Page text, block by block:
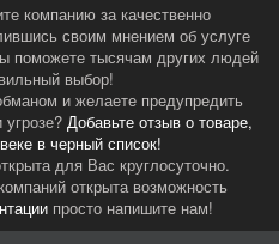
компанию за качественно
своим мнением об услуге
поможете тысячам других людей
выбор!
и желаете предупредить
Добавьте отзыв о товаре,
в черный список!
для Вас круглосуточно.
открыта возможность
просто напишите нам!